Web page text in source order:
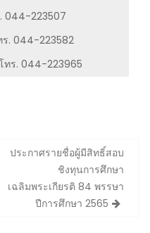
044-223507
ร. 044-223582
ทร. 044-223965
ประกาศรายชื่อผู้มีสิทธิ์สอบ
ชิงทุนการศึกษา
เฉลิมพระเกียรติ 84 พรรษา
ปีการศึกษา 2565